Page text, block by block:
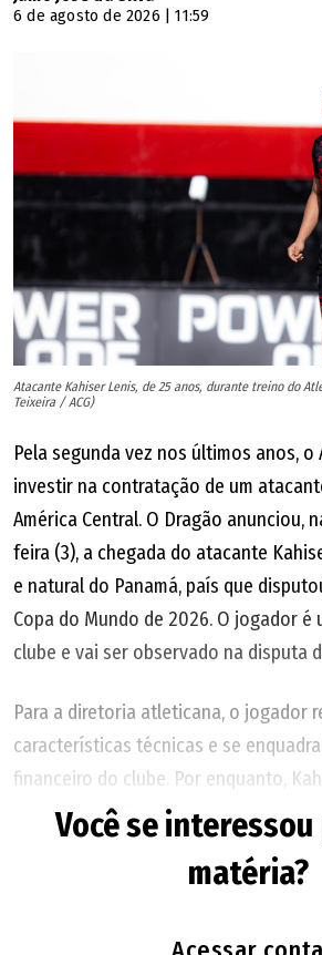
6 de agosto de 2026 | 11:59
Atacante Kahiser Lenis, de 25 anos, durante treino do
Teixeira / ACG)
Pela segunda vez nos últimos anos,
investir na contratação de um
América Central. O Dragão anunciou,
feira (3), a chegada do atacante
e natural do Panamá, país que
Copa do Mundo de 2026. O jogador é
clube e vai ser observado na disputa
Para a diretoria atleticana, o jogador
características técnicas e se
financeiro do clube. Por enquanto,
trabalho no CT do Dragão de
pois não vinha atuando
Pereira, da Colômbia, seu último
Você se
matéria?